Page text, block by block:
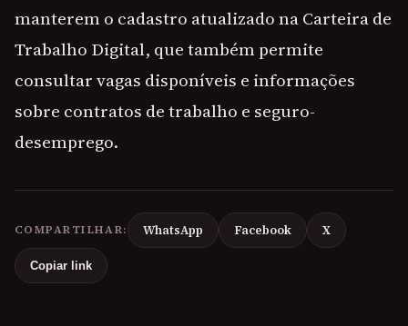
manterem o cadastro atualizado na Carteira de
Trabalho Digital, que também permite
consultar vagas disponíveis e informações
sobre contratos de trabalho e seguro-
desemprego.
COMPARTILHAR: WhatsApp Facebook X
Copiar link